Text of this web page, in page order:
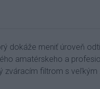
dokáže meniť úroveň
amatérskeho a
zváracím filtrom s